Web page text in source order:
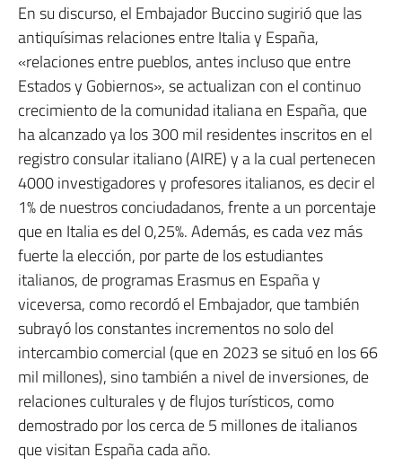
En su discurso, el Embajador Buccino sugirió que las
antiquísimas relaciones entre Italia y España,
«relaciones entre pueblos, antes incluso que entre
Estados y Gobiernos», se actualizan con el continuo
crecimiento de la comunidad italiana en España, que
ha alcanzado ya los 300 mil residentes inscritos en el
registro consular italiano (AIRE) y a la cual pertenecen
4000 investigadores y profesores italianos, es decir el
1% de nuestros conciudadanos, frente a un porcentaje
que en Italia es del 0,25%. Además, es cada vez más
fuerte la elección, por parte de los estudiantes
italianos, de programas Erasmus en España y
viceversa, como recordó el Embajador, que también
subrayó los constantes incrementos no solo del
intercambio comercial (que en 2023 se situó en los 66
mil millones), sino también a nivel de inversiones, de
relaciones culturales y de flujos turísticos, como
demostrado por los cerca de 5 millones de italianos
que visitan España cada año.